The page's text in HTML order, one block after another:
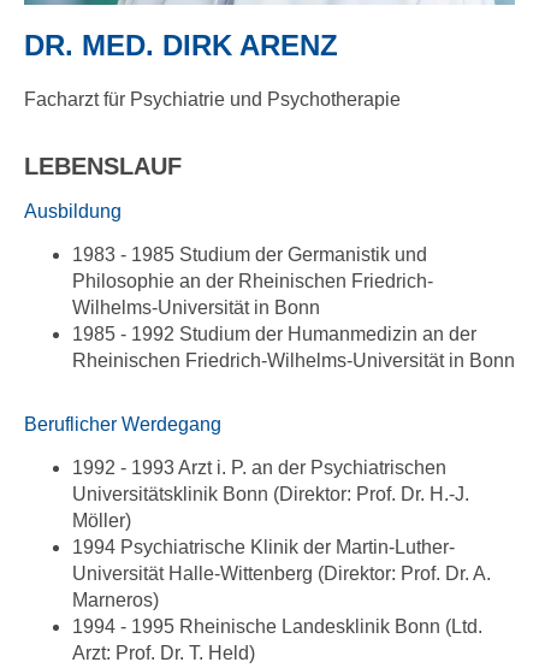
DR. MED. DIRK ARENZ
Facharzt für Psychiatrie und Psychotherapie
LEBENSLAUF
Ausbildung
1983 - 1985 Studium der Germanistik und
Philosophie an der Rheinischen Friedrich-
Wilhelms-Universität in Bonn
1985 - 1992 Studium der Humanmedizin an der
Rheinischen Friedrich-Wilhelms-Universität in Bonn
Beruflicher Werdegang
1992 - 1993 Arzt i. P. an der Psychiatrischen
Universitätsklinik Bonn (Direktor: Prof. Dr. H.-J.
Möller)
1994 Psychiatrische Klinik der Martin-Luther-
Universität Halle-Wittenberg (Direktor: Prof. Dr. A.
Marneros)
1994 - 1995 Rheinische Landesklinik Bonn (Ltd.
Arzt: Prof. Dr. T. Held)